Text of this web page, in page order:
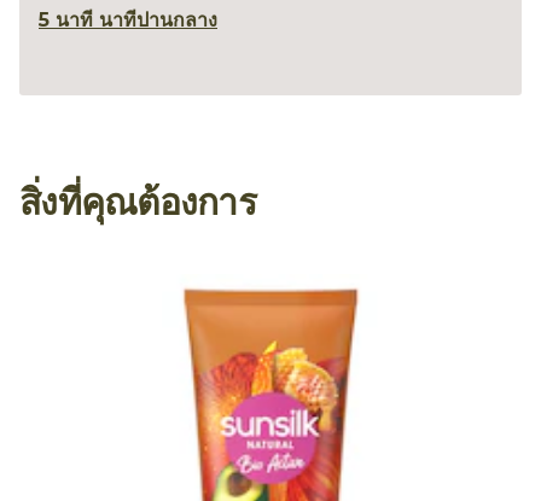
5 นาที นาทีปานกลาง
สิ่งที่คุณต้องการ